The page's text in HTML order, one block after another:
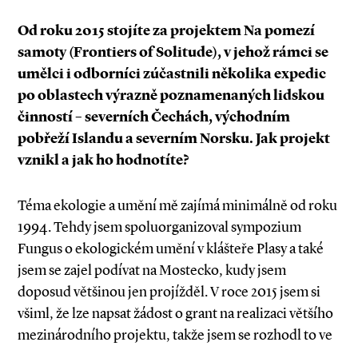
Od roku 2015 stojíte za projektem Na pomezí
samoty (Frontiers of Solitude), v jehož rámci se
umělci i odborníci zúčastnili několika expedic
po oblastech výrazně poznamenaných lidskou
činností – severních Čechách, východním
pobřeží Islandu a severním Norsku. Jak projekt
vznikl a jak ho hodnotíte?
Téma ekologie a umění mě zajímá minimálně od roku
1994. Tehdy jsem spoluorganizoval sympozium
Fungus o ekologickém umění v klášteře Plasy a také
jsem se zajel podívat na Mostecko, kudy jsem
doposud většinou jen projížděl. V roce 2015 jsem si
všiml, že lze napsat žádost o grant na realizaci většího
mezinárodního projektu, takže jsem se rozhodl to ve